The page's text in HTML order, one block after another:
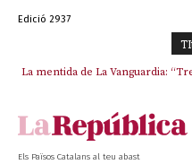
Edició 2937
La mentida de La Vanguardia:
Els Països Catalans al teu abast